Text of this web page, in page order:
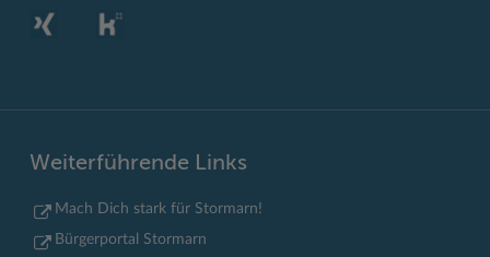
Weiterführende Links
Mach Dich stark für Stormarn!
Bürgerportal Stormarn